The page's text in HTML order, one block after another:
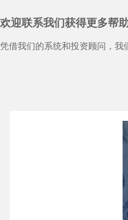
欢迎联系我们获得更多帮
凭借我们的系统和投资顾问，我